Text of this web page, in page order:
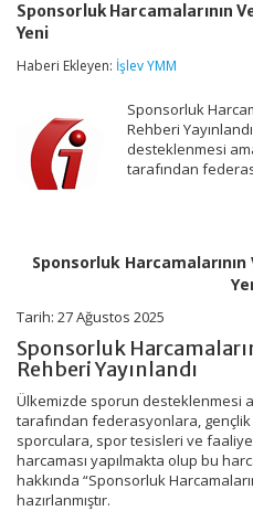
Vergilendirilmesi
Yeni
Sponsorluk Harcamalarının
Yeni
Haberi Ekleyen: İşlev YMM
Sponsorluk
Rehberi
desteklenmesi
tarafından
Sponsorluk
Tarih: 27 Ağustos 2025
Sponsorluk
Rehberi Yayınlandı
Ülkemizde sporun desteklenmesi
tarafından federasyonlara,
sporculara, spor tesisleri ve
harcaması yapılmakta olup bu
hakkında “Sponsorluk
hazırlanmıştır.